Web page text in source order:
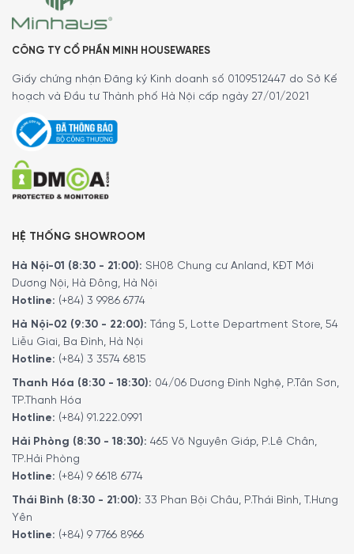
Lưu trữ độ rung thấp
Ngay cả những rung động nhẹ cũng có thể làm xáo trộn
độ chín của rượu vang và ngăn chất tannin lắng xuống.
Máy nén được trang bị trên Liebherr WKb 4112 đảm bảo
độ rung đặc biệt thấp đồng nghĩa với việc rượu sẽ được
bảo quản tối ưu.
Duy trì độ ẩm thích hợp là một yếu tố cực kì quan trọng
đối với việc bảo quản rượu vang. Ở mức độ ẩm lý tưởng,
nút chai sẽ không bị khô. Rượu cần được bảo quản ở vị trí
nằm ngang để giữ ẩm từ bên trong. Với độ ẩm không khí
trên 50%, Tủ Bảo Quản Rượu Vang Liebherr WKb 4112 đảm
bảo các điều kiện hoàn hảo. Quý khách có thể kiểm soát
độ ẩm không khí theo yêu cầu trong tủ bảo quản rượu
bằng cách nhấn nút thông gió.
CÔNG TY CỔ PHẦN MINH HOUSEWARES
Giấy chứng nhận Đăng ký Kinh doanh số 0109512447 do Sở Kế
hoạch và Đầu tư Thành phố Hà Nội cấp ngày 27/01/2021
HỆ THỐNG SHOWROOM
Hà Nội-01 (8:30 - 21:00): SH08 Chung cư Anland, KĐT Mới
Dương Nội, Hà Đông, Hà Nội
Hotline: (+84) 3 9986 6774
Hà Nội-02 (9:30 - 22:00): Tầng 5, Lotte Department Store, 54
Liễu Giai, Ba Đình, Hà Nội
Hotline: (+84) 3 3574 6815
Thanh Hóa (8:30 - 18:30): 04/06 Dương Đình Nghệ, P.Tân Sơn,
TP.Thanh Hóa
Hotline: (+84) 91.222.0991
Hải Phòng (8:30 - 18:30): 465 Võ Nguyên Giáp, P.Lê Chân,
TP.Hải Phòng
Hotline: (+84) 9 6618 6774
Thái Bình (8:30 - 21:00): 33 Phan Bội Châu, P.Thái Bình, T.Hưng
Yên
Hotline: (+84) 9 7766 8966